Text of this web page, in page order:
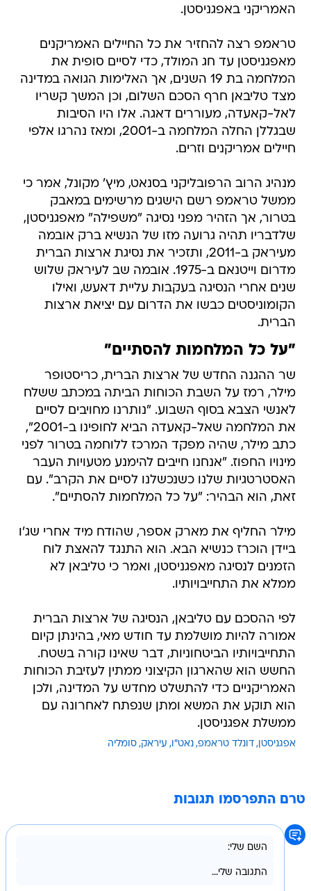
האמריקני באפגניסטן.
טראמפ רצה להחזיר את כל החיילים האמריקנים
מאפגניסטן עד חג המולד, כדי לסיים סופית את
המלחמה בת 19 השנים, אך האלימות הגואה במדינה
מצד טליבאן חרף הסכם השלום, וכן המשך קשריו
לאל-קאעדה, מעוררים דאגה. אלו היו הסיבות
שבגללן החלה המלחמה ב-2001, ומאז נהרגו אלפי
חיילים אמריקנים וזרים.
מנהיג הרוב הרפובליקני בסנאט, מיץ' מקונל, אמר כי
ממשל טראמפ רשם הישגים מרשימים במאבק
בטרור, אך הזהיר מפני נסיגה "משפילה" מאפגניסטן,
שלדבריו תהיה גרועה מזו של הנשיא ברק אובמה
מעיראק ב-2011, ותזכיר את נסיגת ארצות הברית
מדרום וייטנאם ב-1975. אובמה שב לעיראק שלוש
שנים אחרי הנסיגה בעקבות עליית דאעש, ואילו
הקומוניסטים כבשו את הדרום עם יציאת ארצות
הברית.
"על כל המלחמות להסתיים"
שר ההגנה החדש של ארצות הברית, כריסטופר
מילר, רמז על השבת הכוחות הביתה במכתב ששלח
לאנשי הצבא בסוף השבוע. "נותרנו מחויבים לסיים
את המלחמה שאל-קאעדה הביא לחופינו ב-2001",
כתב מילר, שהיה מפקד המרכז ללוחמה בטרור לפני
מינויו החפוז. "אנחנו חייבים להימנע מטעויות העבר
האסטרטגיות שלנו כשנכשלנו לסיים את הקרב". עם
זאת, הוא הבהיר: "על כל המלחמות להסתיים".
מילר החליף את מארק אספר, שהודח מיד אחרי שג'ו
ביידן הוכרז כנשיא הבא. הוא התנגד להאצת לוח
הזמנים לנסיגה מאפגניסטן, ואמר כי טליבאן לא
ממלא את התחייבויותיו.
לפי ההסכם עם טליבאן, הנסיגה של ארצות הברית
אמורה להיות מושלמת עד חודש מאי, בהינתן קיום
התחייבויותיו הביטחוניות, דבר שאינו קורה בשטח.
החשש הוא שהארגון הקיצוני ממתין לעזיבת הכוחות
האמריקניים כדי להתשלט מחדש על המדינה, ולכן
הוא תוקע את המשא ומתן שנפתח לאחרונה עם
ממשלת אפגניסטן.
אפגניסטן דונלד טראמפ נאט"ו עיראק סומליה
טרם התפרסמו תגובות